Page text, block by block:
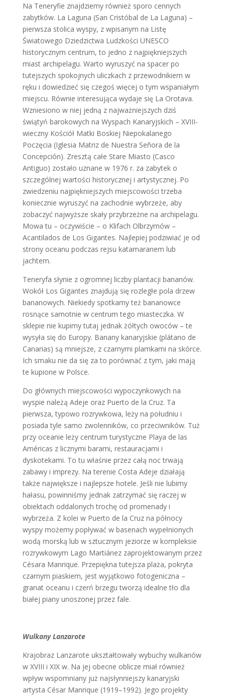
Na Teneryfie znajdziemy również sporo cennych
zabytków. La Laguna (San Cristóbal de La Laguna) –
pierwsza stolica wyspy, z wpisanym na Listę
Światowego Dziedzictwa Ludzkości UNESCO
historycznym centrum, to jedno z najpiękniejszych
miast archipelagu. Warto wyruszyć na spacer po
tutejszych spokojnych uliczkach z przewodnikiem w
ręku i dowiedzieć się czegoś więcej o tym wspaniałym
miejscu. Równie interesująca wydaje się La Orotava.
Wzniesiono w niej jedną z najważniejszych dziś
świątyń barokowych na Wyspach Kanaryjskich – XVIII-
wieczny Kościół Matki Boskiej Niepokalanego
Poczęcia (Iglesia Matriz de Nuestra Señora de la
Concepción). Zresztą całe Stare Miasto (Casco
Antiguo) zostało uznane w 1976 r. za zabytek o
szczególnej wartości historycznej i artystycznej. Po
zwiedzeniu najpiękniejszych miejscowości trzeba
koniecznie wyruszyć na zachodnie wybrzeże, aby
zobaczyć najwyższe skały przybrzeżne na archipelagu.
Mowa tu – oczywiście – o Klifach Olbrzymów –
Acantilados de Los Gigantes. Najlepiej podziwiać je od
strony oceanu podczas rejsu katamaranem lub
jachtem.
Teneryfa słynie z ogromnej liczby plantacji bananów.
Wokół Los Gigantes znajdują się rozległe pola drzew
bananowych. Niekiedy spotkamy też bananowce
rosnące samotnie w centrum tego miasteczka. W
sklepie nie kupimy tutaj jednak żółtych owoców – te
wysyła się do Europy. Banany kanaryjskie (plátano de
Canarias) są mniejsze, z czarnymi plamkami na skórce.
Ich smaku nie da się za to porównać z tym, jaki mają
te kupione w Polsce.
Do głównych miejscowości wypoczynkowych na
wyspie należą Adeje oraz Puerto de la Cruz. Ta
pierwsza, typowo rozrywkowa, leży na południu i
posiada tyle samo zwolenników, co przeciwników. Tuż
przy oceanie leży centrum turystyczne Playa de las
Américas z licznymi barami, restauracjami i
dyskotekami. To tu właśnie przez całą noc trwają
zabawy i imprezy. Na terenie Costa Adeje działają
także największe i najlepsze hotele. Jeśli nie lubimy
hałasu, powinniśmy jednak zatrzymać się raczej w
obiektach oddalonych trochę od promenady i
wybrzeża. Z kolei w Puerto de la Cruz na północy
wyspy możemy popływać w basenach wypełnionych
wodą morską lub w sztucznym jeziorze w kompleksie
rozrywkowym Lago Martiánez zaprojektowanym przez
Césara Manrique. Przepiękna tutejsza plaża, pokryta
czarnym piaskiem, jest wyjątkowo fotogeniczna –
granat oceanu i czerń brzegu tworzą idealne tło dla
białej piany unoszonej przez fale.
Wulkany Lanzarote
Krajobraz Lanzarote ukształtowały wybuchy wulkanów
w XVIII i XIX w. Na jej obecne oblicze miał również
wpływ wspomniany już najsłynniejszy kanaryjski
artysta César Manrique (1919–1992). Jego projekty